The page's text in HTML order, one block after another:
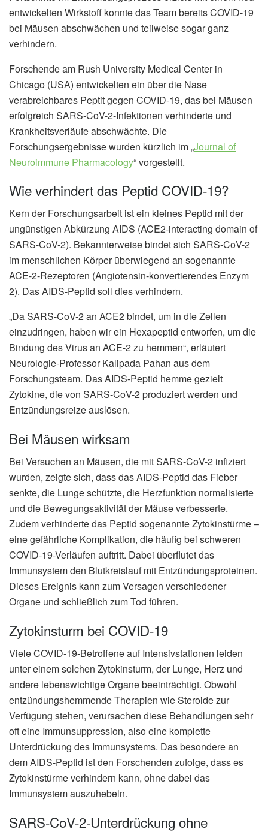
entwickelten Wirkstoff konnte das Team bereits COVID-19
bei Mäusen abschwächen und teilweise sogar ganz
verhindern.
Forschende am Rush University Medical Center in
Chicago (USA) entwickelten ein über die Nase
verabreichbares Peptit gegen COVID-19, das bei Mäusen
erfolgreich SARS-CoV-2-Infektionen verhinderte und
Krankheitsverläufe abschwächte. Die
Forschungsergebnisse wurden kürzlich im „Journal of
Neuroimmune Pharmacology“ vorgestellt.
Wie verhindert das Peptid COVID-19?
Kern der Forschungsarbeit ist ein kleines Peptid mit der
ungünstigen Abkürzung AIDS (ACE2-interacting domain of
SARS-CoV-2). Bekannterweise bindet sich SARS-CoV-2
im menschlichen Körper überwiegend an sogenannte
ACE-2-Rezeptoren (Angiotensin-konvertierendes Enzym
2). Das AIDS-Peptid soll dies verhindern.
„Da SARS-CoV-2 an ACE2 bindet, um in die Zellen
einzudringen, haben wir ein Hexapeptid entworfen, um die
Bindung des Virus an ACE-2 zu hemmen“, erläutert
Neurologie-Professor Kalipada Pahan aus dem
Forschungsteam. Das AIDS-Peptid hemme gezielt
Zytokine, die von SARS-CoV-2 produziert werden und
Entzündungsreize auslösen.
Bei Mäusen wirksam
Bei Versuchen an Mäusen, die mit SARS-CoV-2 infiziert
wurden, zeigte sich, dass das AIDS-Peptid das Fieber
senkte, die Lunge schützte, die Herzfunktion normalisierte
und die Bewegungsaktivität der Mäuse verbesserte.
Zudem verhinderte das Peptid sogenannte Zytokinstürme –
eine gefährliche Komplikation, die häufig bei schweren
COVID-19-Verläufen auftritt. Dabei überflutet das
Immunsystem den Blutkreislauf mit Entzündungsproteinen.
Dieses Ereignis kann zum Versagen verschiedener
Organe und schließlich zum Tod führen.
Zytokinsturm bei COVID-19
Viele COVID-19-Betroffene auf Intensivstationen leiden
unter einem solchen Zytokinsturm, der Lunge, Herz und
andere lebenswichtige Organe beeinträchtigt. Obwohl
entzündungshemmende Therapien wie Steroide zur
Verfügung stehen, verursachen diese Behandlungen sehr
oft eine Immunsuppression, also eine komplette
Unterdrückung des Immunsystems. Das besondere an
dem AIDS-Peptid ist den Forschenden zufolge, dass es
Zytokinstürme verhindern kann, ohne dabei das
Immunsystem auszuhebeln.
SARS-CoV-2-Unterdrückung ohne